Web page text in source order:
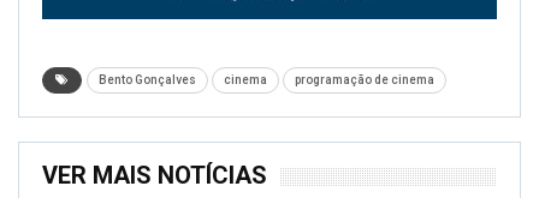
Bento Gonçalves cinema programação de cinema
VER MAIS NOTÍCIAS